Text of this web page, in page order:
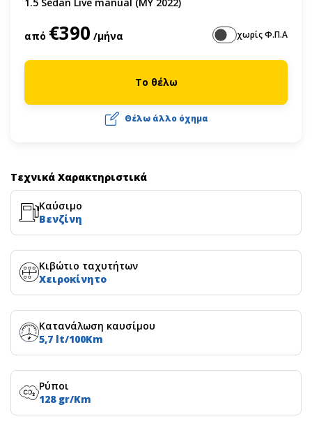
από €390 /μήνα χωρίς Φ.Π.Α
Το θέλω
Θέλω άλλο όχημα
Τεχνικά Χαρακτηριστικά
Καύσιμο
Βενζίνη
Κιβώτιο ταχυτήτων
Χειροκίνητο
Κατανάλωση καυσίμου
5,7 lt/100Km
Ρύποι
128 gr/Km